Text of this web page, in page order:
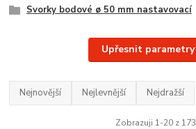
Svorky bodové ø 50 mm nastavovací
Upřesnit parametry
Nejnovější Nejlevnější Nejdražší
Zobrazuji 1-20 z 173